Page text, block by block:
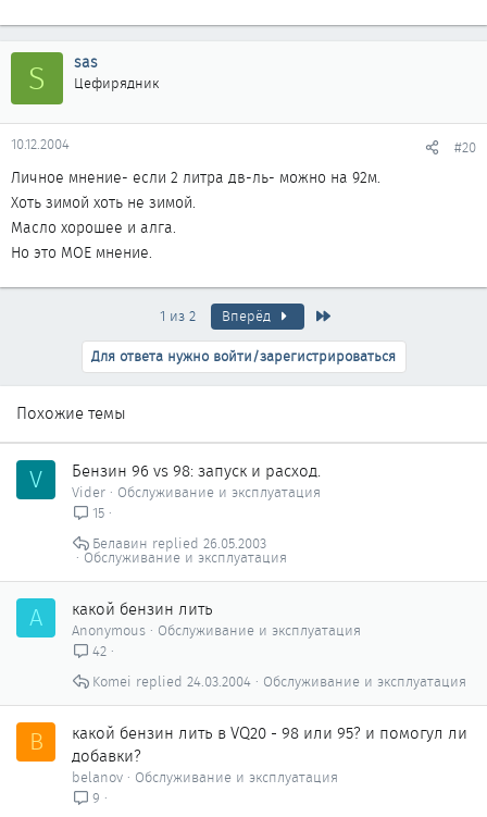
S sas
Цефирядник
10.12.2004 #20
Личное мнение- если 2 литра дв-ль- можно на 92м.
Хоть зимой хоть не зимой.
Масло хорошее и алга.
Но это МОЕ мнение.
1 из 2 Вперёд
Для ответа нужно войти/зарегистрироваться
Похожие темы
V Бензин 96 vs 98: запуск и расход.
Vider
Обслуживание и эксплуатация
15
Обслуживание и эксплуатация
26.05.2003
Белавин
A какой бензин лить
Anonymous
Обслуживание и эксплуатация
42
Обслуживание и эксплуатация
24.03.2004
Komei
B
какой бензин лить в VQ20 - 98 или 95? и помогул ли
добавки?
belanov
Обслуживание и эксплуатация
9